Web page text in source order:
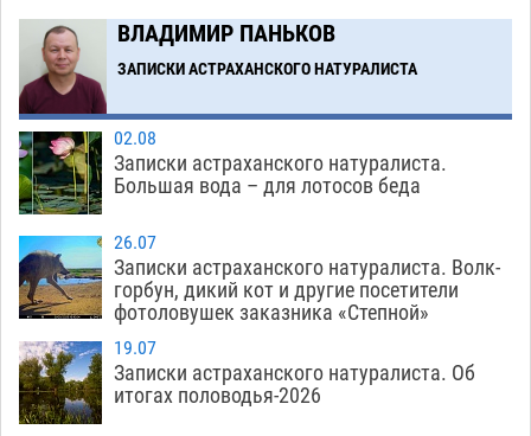
14:44
Астраханские кутилы сменили барные стойки
на полицейские дежурки
ВЛАДИМИР ПАНЬКОВ
ЗАПИСКИ АСТРАХАНСКОГО НАТУРАЛИСТА
02.08
Записки астраханского натуралиста.
Большая вода – для лотосов беда
26.07
Записки астраханского натуралиста. Волк-
горбун, дикий кот и другие посетители
фотоловушек заказника «Степной»
19.07
Записки астраханского натуралиста. Об
итогах половодья-2026